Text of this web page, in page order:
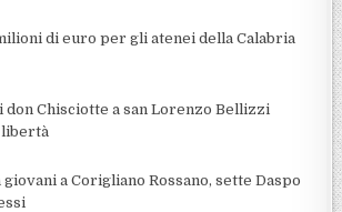
di euro per gli atenei della Calabria
don Chisciotte a san Lorenzo Bellizzi
a Corigliano Rossano, sette Daspo